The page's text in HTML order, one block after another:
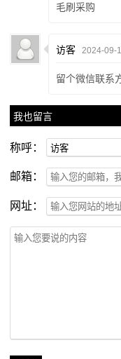
毛刷采购
访客 2024-09-
留个微信联系
我也留言
称呼：
邮箱：
网址：